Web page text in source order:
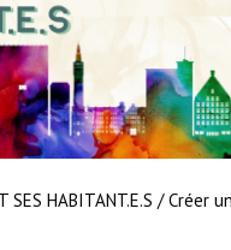
SES HABITANT.E.S / Créer